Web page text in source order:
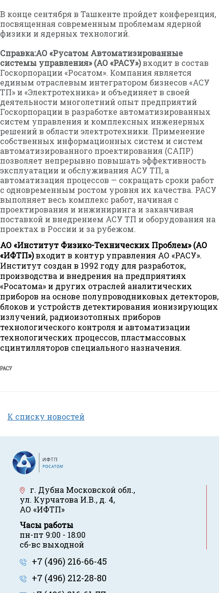
В конце сентября в Ташкенте пройдет конференция,
посвященная современным проблемам ядерной
физики и ядерных технологий.
Справка:АО «Русатом Автоматизированные
системы управления» (АО «РАСУ»)входит в состав
Госкорпорации «Росатом». Компания является
единым отраслевым интегратором бизнесов «АСУ
ТП» и «Электротехника» и объединяет в своей
деятельности многолетний опыт предприятий
Госкорпорации в разработке автоматизированных
систем управления и комплексных инженерных
решений в области электротехники. Применение
собственных информационных систем и систем
автоматизированного проектирования (САПР)
позволяет непрерывно повышать эффективность
эксплуатации и обслуживания АСУ ТП, а
автоматизация процессов — сокращать сроки работ
с одновременным ростом уровня их качества. РАСУ
выполняет весь комплекс работ, начиная с
проектирования и инжиниринга и заканчивая
поставкой и внедрением АСУ ТП и оборудования на
проектах в России и за рубежом.
АО «Институт Физико-Технических Проблем» (АО
«ИФТП»)входит в контур управления АО «РАСУ».
Институт создан в 1992 году для разработок,
производства и внедрения на предприятиях
«Росатома» и других отраслей аналитических
приборов на основе полупроводниковых детекторов,
блоков и устройств детектирования ионизирующих
излучений, радиоизотопных приборов
технологического контроля и автоматизации
технологических процессов, пластмассовых
сцинтилляторов специального назначения.
РАСУ
К списку новостей
г. Дубна Московской обл.,
ул. Курчатова И.В., д. 4,
АО «ИФТП»
Часы работы
пн-пт 9:00 - 18:00
сб-вс выходной
+7 (496) 216-66-45
+7 (496) 212-28-80